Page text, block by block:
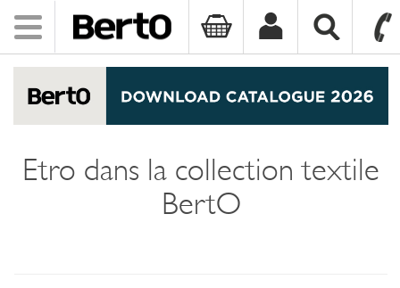
Toggle
navigation
Etro dans la collection textile
BertO